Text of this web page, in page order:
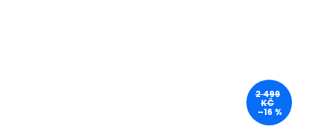
2 499
KČ
–16 %